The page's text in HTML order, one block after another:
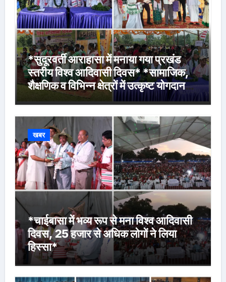
*सुदूरवर्ती आराहासा में मनाया गया प्रखंड
स्तरीय विश्व आदिवासी दिवस* *सामाजिक,
शैक्षणिक व विभिन्न क्षेत्रों में उत्कृष्ट योगदान
देने वालों के साथ मेधावी विद्यार्थियों को किया
खबर
*चाईबासा में भव्य रूप से मना विश्व आदिवासी
दिवस, 25 हजार से अधिक लोगों ने लिया
हिस्सा*